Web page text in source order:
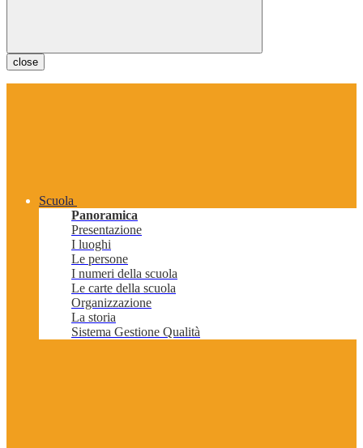
close
Scuola
Panoramica
Presentazione
I luoghi
Le persone
I numeri della scuola
Le carte della scuola
Organizzazione
La storia
Sistema Gestione Qualità